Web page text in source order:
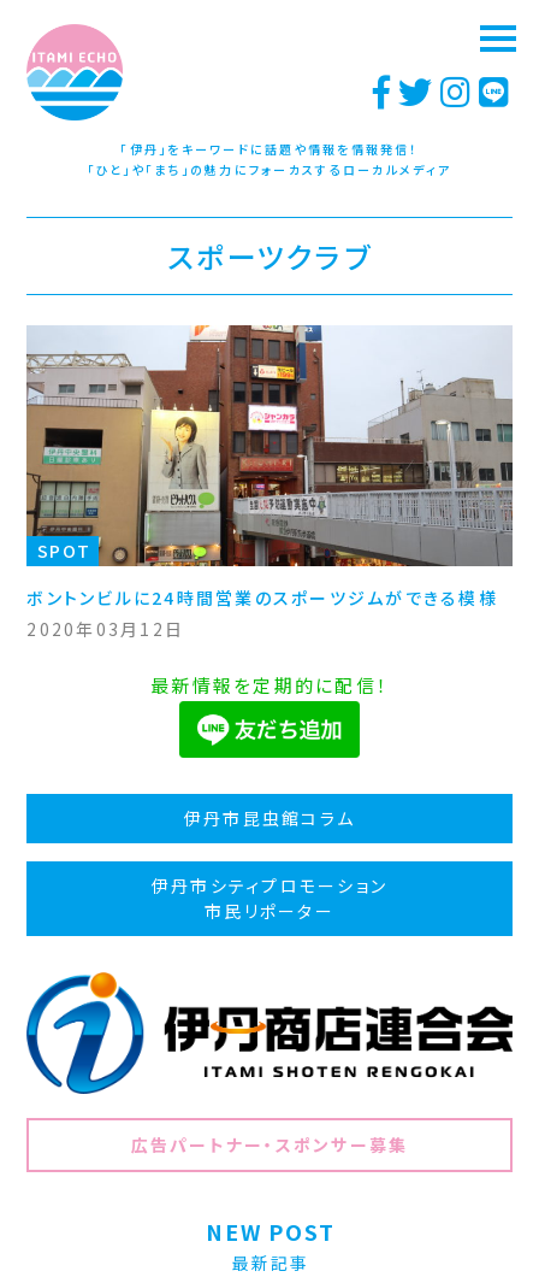
「伊丹」をキーワードに話題や情報を情報発信！
「ひと」や「まち」の魅力にフォーカスするローカルメディア
スポーツクラブ
SPOT
ボントンビルに24時間営業のスポーツジムができる模様
2020年03月12日
最新情報を定期的に配信！
伊丹市昆虫館コラム
伊丹市シティプロモーション
市民リポーター
広告パートナー・スポンサー募集
NEW POST
最新記事